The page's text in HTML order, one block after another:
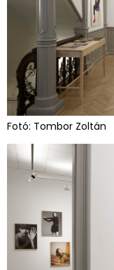
Fotó: Tombor Zoltán